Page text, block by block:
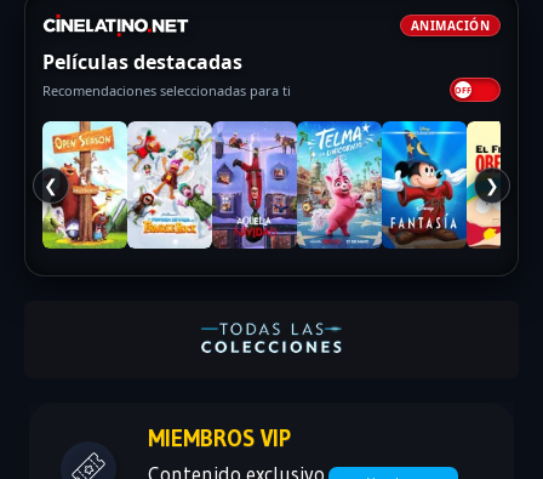
ANIMACIÓN
Películas destacadas
Recomendaciones seleccionadas para ti
❮ ❯
MIEMBROS VIP
Contenido exclusivo.